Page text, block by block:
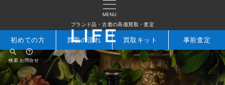
MENU
ブランド品・古着の高価買取・査定
検索 お問合せ
初めての方 買取の流れ 買取キット 事前査定